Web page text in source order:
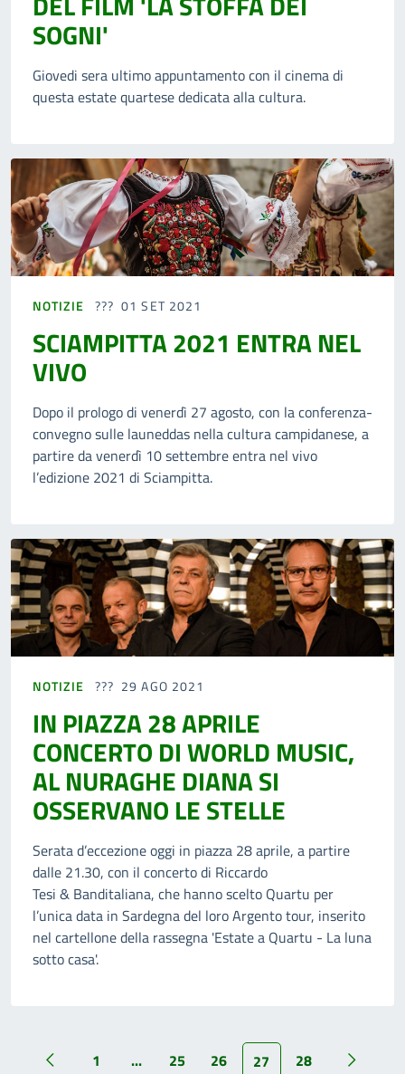
SOGNI'
Giovedi sera ultimo appuntamento con il cinema di
questa estate quartese dedicata alla cultura.
NOTIZIE 01 SET 2021
SCIAMPITTA 2021 ENTRA NEL
VIVO
Dopo il prologo di venerdì 27 agosto, con la conferenza-
convegno sulle launeddas nella cultura campidanese, a
partire da venerdì 10 settembre entra nel vivo
l’edizione 2021 di Sciampitta.
NOTIZIE 29 AGO 2021
IN PIAZZA 28 APRILE
CONCERTO DI WORLD MUSIC,
AL NURAGHE DIANA SI
OSSERVANO LE STELLE
Serata d’eccezione oggi in piazza 28 aprile, a partire
dalle 21.30, con il concerto di Riccardo
Tesi & Banditaliana, che hanno scelto Quartu per
l’unica data in Sardegna del loro Argento tour, inserito
nel cartellone della rassegna 'Estate a Quartu - La luna
sotto casa'.
1 ... 25 26 27 28